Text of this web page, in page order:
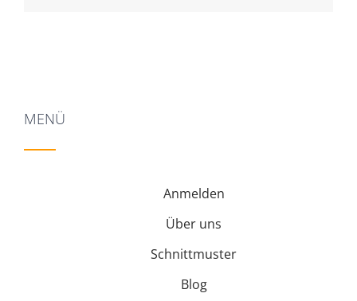
MENÜ
Anmelden
Über uns
Schnittmuster
Blog